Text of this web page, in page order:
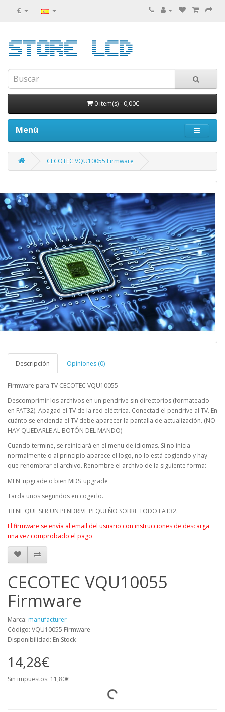
€
0 item(s)- 0,00€
Menú
CECOTEC VQU10055 Firmware
Descripción Opiniones (0)
Firmware para TV CECOTEC VQU10055
Descomprimir los archivos en un pendrive sin directorios (formateado
en FAT32). Apagad el TV de la red eléctrica. Conectad el pendrive al TV. En
cuánto se encienda el TV debe aparecer la pantalla de actualización. (NO
HAY QUEDARLE AL BOTÓN DEL MANDO)
Cuando termine, se reiniciará en el menu de idiomas. Si no inicia
normalmente o al principio aparece el logo, no lo está cogiendo y hay
que renombrar el archivo. Renombre el archivo de la siguiente forma:
MLN_upgrade o bien MDS_upgrade
Tarda unos segundos en cogerlo.
TIENE QUE SER UN PENDRIVE PEQUEÑO SOBRE TODO FAT32.
El firmware se envía al email del usuario con instrucciones de descarga
una vez comprobado el pago
CECOTEC VQU10055
Firmware
Marca: manufacturer
Código: VQU10055 Firmware
Disponibilidad: En Stock
14,28€
Sin impuestos: 11,80€